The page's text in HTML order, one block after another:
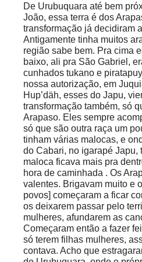
De Urubuquara até bem
João, essa terra é dos
transformação já decidiram
Antigamente tinha muitos
região sabe bem. Pra cima
baixo, ali pra São Gabriel,
cunhados tukano e
nossa autorização, em
Hup’däh, esses do Japu,
transformação também, só
Arapaso. Eles sempre
só que são outra raça um
tinham várias malocas, e
do Cabari, no igarapé Japu,
maloca ficava mais pra
hora de caminhada . Os
valentes. Brigavam muito e
povos] começaram a ficar
os deixarem passar pelo
mulheres, afundarem as
Começaram então a fazer
só terem filhas mulheres,
contava. Acho que